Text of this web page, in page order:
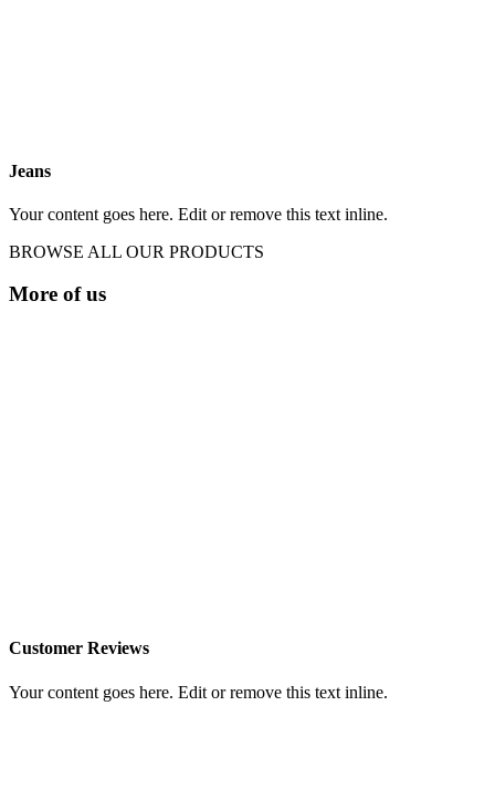
Jeans
Your content goes here. Edit or remove this text inline.
BROWSE ALL OUR PRODUCTS
More of us
Customer Reviews
Your content goes here. Edit or remove this text inline.